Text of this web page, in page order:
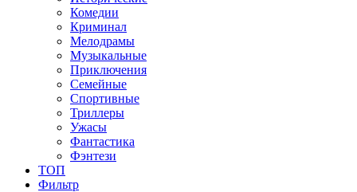
Комедии
Криминал
Мелодрамы
Музыкальные
Приключения
Семейные
Спортивные
Триллеры
Ужасы
Фантастика
Фэнтези
ТОП
Фильтр